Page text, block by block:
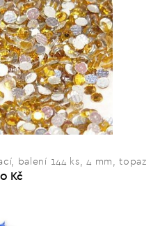
balení 144 ks, 4 mm, topaz
Kč